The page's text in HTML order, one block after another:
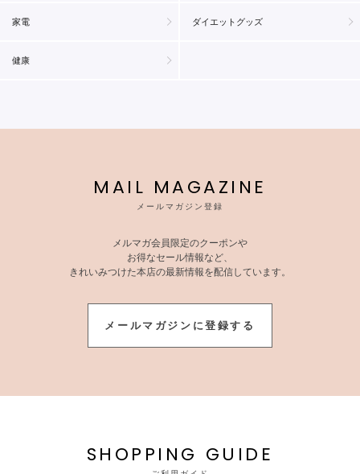
家電 ダイエットグッズ
健康
MAIL MAGAZINE
メールマガジン登録
メルマガ会員限定のクーポンや
お得なセール情報など、
きれいみつけた本店の最新情報を配信しています。
メールマガジンに登録する
SHOPPING GUIDE